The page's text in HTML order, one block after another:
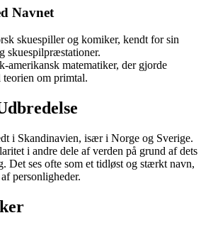
Navnet
skuespiller og komiker, kendt for sin
skuespilpræstationer.
amerikansk matematiker, der gjorde
om primtal.
i Skandinavien, især i Norge og Sverige.
i andre dele af verden på grund af dets
Det ses ofte som et tidløst og stærkt navn,
personligheder.